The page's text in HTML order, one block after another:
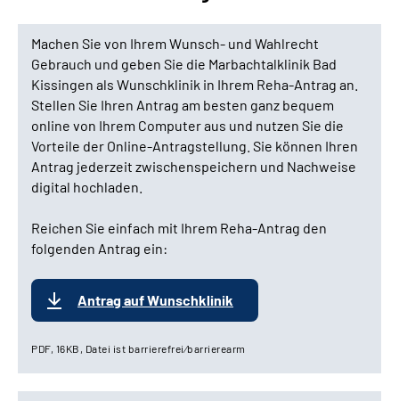
Machen Sie von Ihrem Wunsch- und Wahlrecht
Gebrauch und geben Sie die Marbachtalklinik Bad
Kissingen als Wunschklinik in Ihrem Reha-Antrag an.
Stellen Sie Ihren Antrag am besten ganz bequem
online von Ihrem Computer aus und nutzen Sie die
Vorteile der Online-Antragstellung. Sie können Ihren
Antrag jederzeit zwischenspeichern und Nachweise
digital hochladen.
Reichen Sie einfach mit Ihrem Reha-Antrag den
folgenden Antrag ein:
Antrag auf Wunschklinik
PDF, 16KB, Datei ist barrierefrei⁄barrierearm